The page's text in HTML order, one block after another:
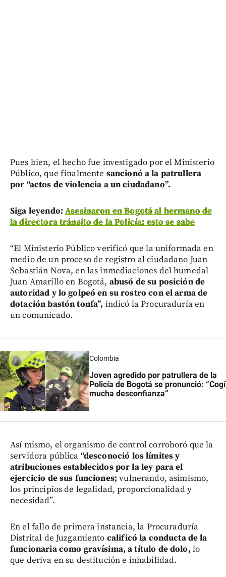
Pues bien, el hecho fue investigado por el Ministerio
Público, que finalmente sancionó a la patrullera
por “actos de violencia a un ciudadano”.
Siga leyendo:Asesinaron en Bogotá al hermano de
la directora tránsito de la Policía: esto se sabe
“El Ministerio Público verificó que la uniformada en
medio de un proceso de registro al ciudadano Juan
Sebastián Nova, en las inmediaciones del humedal
Juan Amarillo en Bogotá, abusó de su posición de
autoridad y lo golpeó en su rostro con el arma de
dotación bastón tonfa”, indicó la Procuraduría en
un comunicado.
Colombia
Joven agredido por patrullera de la
Policía de Bogotá se pronunció: “Cogí
mucha desconfianza”
Así mismo, el organismo de control corroboró que la
servidora pública “desconoció los límites y
atribuciones establecidos por la ley para el
ejercicio de sus funciones;vulnerando, asimismo,
los principios de legalidad, proporcionalidad y
necesidad”.
En el fallo de primera instancia, la Procuraduría
Distrital de Juzgamiento calificó la conducta de la
funcionaria como gravísima, a título de dolo, lo
que deriva en su destitución e inhabilidad.